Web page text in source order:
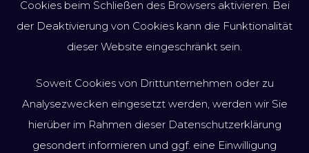
Cookies beim Schließen des Browsers aktivieren. Bei
der Deaktivierung von Cookies kann die Funktionalität
dieser Website eingeschränkt sein.
Soweit Cookies von Drittunternehmen oder zu
Analysezwecken eingesetzt werden, werden wir Sie
hierüber im Rahmen dieser Datenschutzerklärung
gesondert informieren und ggf. eine Einwilligung